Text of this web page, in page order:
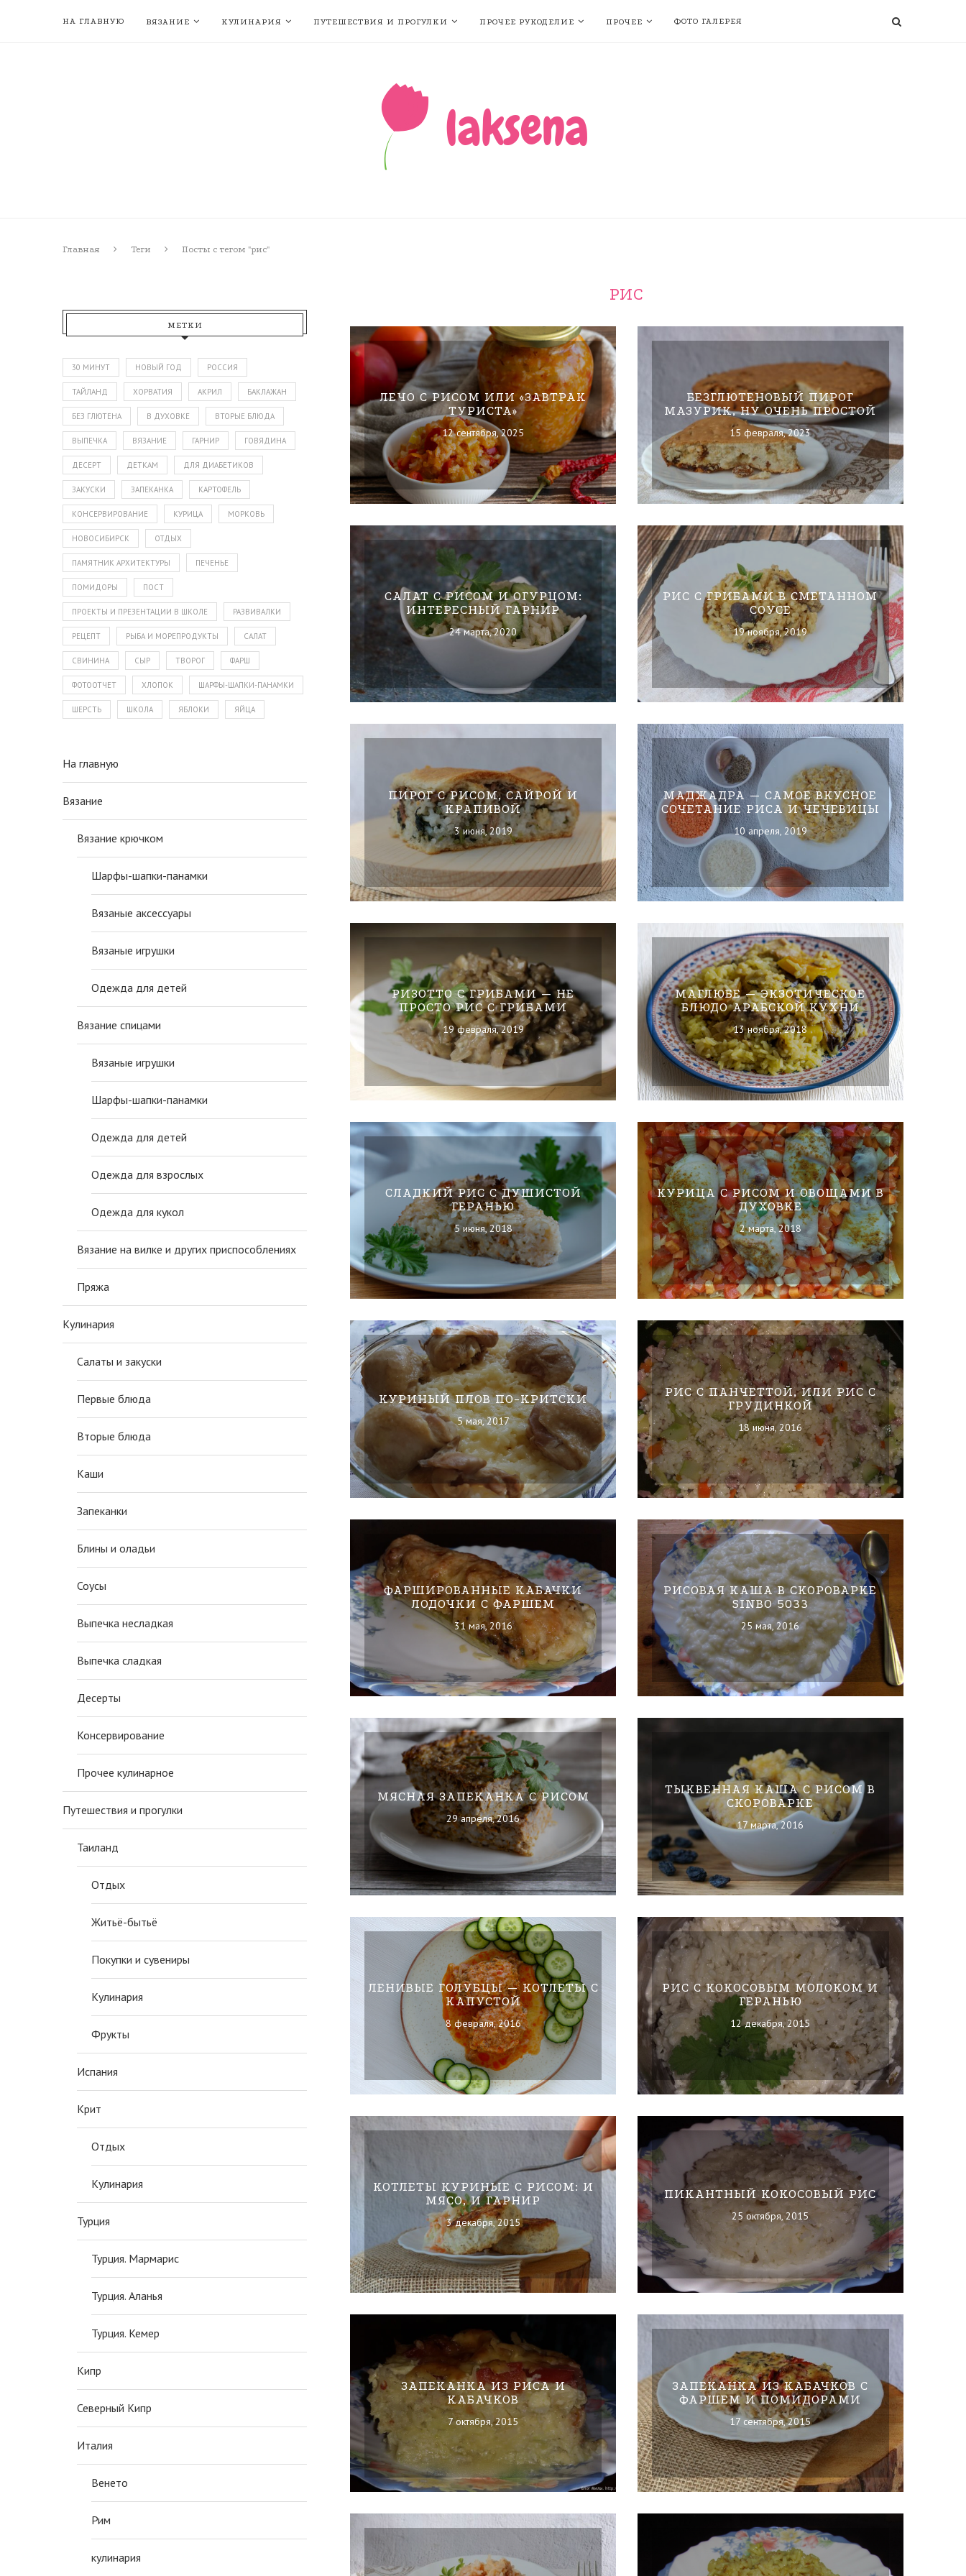
НА ГЛАВНУЮ ВЯЗАНИЕ КУЛИНАРИЯ ПУТЕШЕСТВИЯ И ПРОГУЛКИ ПРОЧЕЕ РУКОДЕЛИЕ ПРОЧЕЕ ФОТО ГАЛЕРЕЯ
Главная Теги Посты с тегом "рис"
РИС
ЛЕЧО С РИСОМ ИЛИ «ЗАВТРАК
ТУРИСТА»
12 сентября, 2025
БЕЗГЛЮТЕНОВЫЙ ПИРОГ
МАЗУРИК, НУ ОЧЕНЬ ПРОСТОЙ
15 февраля, 2023
САЛАТ С РИСОМ И ОГУРЦОМ:
ИНТЕРЕСНЫЙ ГАРНИР
24 марта, 2020
РИС С ГРИБАМИ В СМЕТАННОМ
СОУСЕ
19 ноября, 2019
ПИРОГ С РИСОМ, САЙРОЙ И
КРАПИВОЙ
3 июня, 2019
МАДЖАДРА — САМОЕ ВКУСНОЕ
СОЧЕТАНИЕ РИСА И ЧЕЧЕВИЦЫ
10 апреля, 2019
РИЗОТТО С ГРИБАМИ — НЕ
ПРОСТО РИС С ГРИБАМИ
19 февраля, 2019
МАГЛЮБЕ — ЭКЗОТИЧЕСКОЕ
БЛЮДО АРАБСКОЙ КУХНИ
13 ноября, 2018
СЛАДКИЙ РИС С ДУШИСТОЙ
ГЕРАНЬЮ
5 июня, 2018
КУРИЦА С РИСОМ И ОВОЩАМИ В
ДУХОВКЕ
2 марта, 2018
КУРИНЫЙ ПЛОВ ПО-КРИТСКИ
5 мая, 2017
РИС С ПАНЧЕТТОЙ, ИЛИ РИС С
ГРУДИНКОЙ
18 июня, 2016
ФАРШИРОВАННЫЕ КАБАЧКИ
ЛОДОЧКИ С ФАРШЕМ
31 мая, 2016
РИСОВАЯ КАША В СКОРОВАРКЕ
SINBO 5033
25 мая, 2016
МЯСНАЯ ЗАПЕКАНКА С РИСОМ
29 апреля, 2016
ТЫКВЕННАЯ КАША С РИСОМ В
СКОРОВАРКЕ
17 марта, 2016
ЛЕНИВЫЕ ГОЛУБЦЫ — КОТЛЕТЫ С
КАПУСТОЙ
8 февраля, 2016
РИС С КОКОСОВЫМ МОЛОКОМ И
ГЕРАНЬЮ
12 декабря, 2015
КОТЛЕТЫ КУРИНЫЕ С РИСОМ: И
МЯСО, И ГАРНИР
3 декабря, 2015
ПИКАНТНЫЙ КОКОСОВЫЙ РИС
25 октября, 2015
ЗАПЕКАНКА ИЗ РИСА И
КАБАЧКОВ
7 октября, 2015
ЗАПЕКАНКА ИЗ КАБАЧКОВ С
ФАРШЕМ И ПОМИДОРАМИ
17 сентября, 2015
МЕТКИ
30 МИНУТ НОВЫЙ ГОД РОССИЯ
ТАЙЛАНД ХОРВАТИЯ АКРИЛ БАКЛАЖАН
БЕЗ ГЛЮТЕНА В ДУХОВКЕ ВТОРЫЕ БЛЮДА
ВЫПЕЧКА ВЯЗАНИЕ ГАРНИР ГОВЯДИНА
ДЕСЕРТ ДЕТКАМ ДЛЯ ДИАБЕТИКОВ
ЗАКУСКИ ЗАПЕКАНКА КАРТОФЕЛЬ
КОНСЕРВИРОВАНИЕ КУРИЦА МОРКОВЬ
НОВОСИБИРСК ОТДЫХ
ПАМЯТНИК АРХИТЕКТУРЫ ПЕЧЕНЬЕ
ПОМИДОРЫ ПОСТ
ПРОЕКТЫ И ПРЕЗЕНТАЦИИ В ШКОЛЕ РАЗВИВАЛКИ
РЕЦЕПТ РЫБА И МОРЕПРОДУКТЫ САЛАТ
СВИНИНА СЫР ТВОРОГ ФАРШ
ФОТООТЧЕТ ХЛОПОК ШАРФЫ-ШАПКИ-ПАНАМКИ
ШЕРСТЬ ШКОЛА ЯБЛОКИ ЯЙЦА
На главную
Вязание
Вязание крючком
Шарфы-шапки-панамки
Вязаные аксессуары
Вязаные игрушки
Одежда для детей
Вязание спицами
Вязаные игрушки
Шарфы-шапки-панамки
Одежда для детей
Одежда для взрослых
Одежда для кукол
Вязание на вилке и других приспособлениях
Пряжа
Кулинария
Салаты и закуски
Первые блюда
Вторые блюда
Каши
Запеканки
Блины и оладьи
Соусы
Выпечка несладкая
Выпечка сладкая
Десерты
Консервирование
Прочее кулинарное
Путешествия и прогулки
Таиланд
Отдых
Житьё-бытьё
Покупки и сувениры
Кулинария
Фрукты
Испания
Крит
Отдых
Кулинария
Турция
Турция. Мармарис
Турция. Аланья
Турция. Кемер
Кипр
Северный Кипр
Италия
Венето
Рим
кулинария